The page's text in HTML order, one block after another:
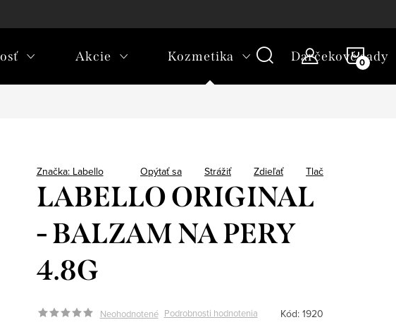
Akcie Kozmetika Darčekové sady
LABELLO ORIGINAL
- BALZAM NA PERY
4.8G
Neohodnotené Podrobnosti hodnotenia Kód: 1920
Značka: Labello Tlač
Opýtať sa Strážiť Zdieľať